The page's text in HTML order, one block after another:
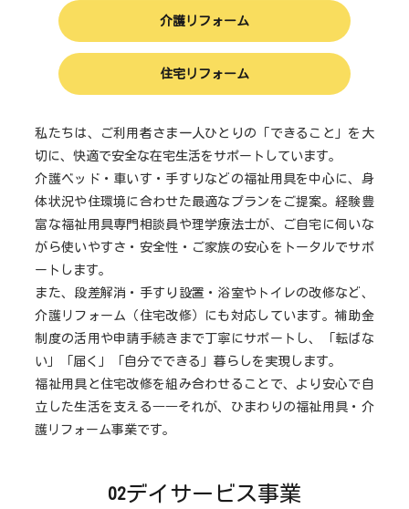
介護リフォーム
住宅リフォーム
私たちは、ご利用者さま一人ひとりの「できること」を大
切に、快適で安全な在宅生活をサポートしています。
介護ベッド・車いす・手すりなどの福祉用具を中心に、身
体状況や住環境に合わせた最適なプランをご提案。経験豊
富な福祉用具専門相談員や理学療法士が、ご自宅に伺いな
がら使いやすさ・安全性・ご家族の安心をトータルでサポ
ートします。
また、段差解消・手すり設置・浴室やトイレの改修など、
介護リフォーム（住宅改修）にも対応しています。補助金
制度の活用や申請手続きまで丁寧にサポートし、「転ばな
い」「届く」「自分でできる」暮らしを実現します。
福祉用具と住宅改修を組み合わせることで、より安心で自
立した生活を支える――それが、ひまわりの福祉用具・介
護リフォーム事業です。
02デイサービス事業